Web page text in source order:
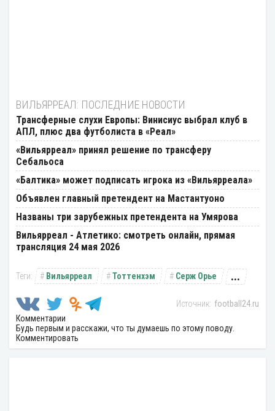
ВИЛЬЯРРЕАЛ: ПОСЛЕДНИЕ НОВОСТИ
Трансферные слухи Европы: Винисиус выбрал клуб в
АПЛ, плюс два футболиста в «Реал»
«Вильярреал» принял решение по трансферу
Себальоса
«Балтика» может подписать игрока из «Вильярреала»
Объявлен главный претендент на Мастантуоно
Названы три зарубежных претендента на Умярова
Вильярреал - Атлетико: смотреть онлайн, прямая
трансляция 24 мая 2026
Вильярреал Тоттенхэм Серж Орье ...
football24.ru
Комментарии
Будь первым и расскажи, что ты думаешь по этому поводу.
Комментировать